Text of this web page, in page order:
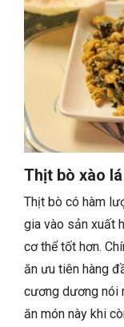
Thịt bò xào
Thịt bò có hàm
gia vào sản xuất
cơ thể tốt hơn.
ăn ưu tiên hàng
cương dương nói
ăn món này khi